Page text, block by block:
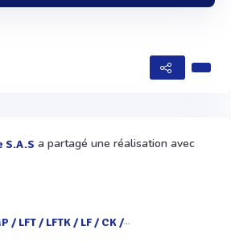
S.A.S a partagé une réalisation avec
/ LFTK / LF / CK / LM / ICT